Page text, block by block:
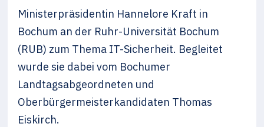
Ministerpräsidentin Hannelore Kraft in
Bochum an der Ruhr-Universität Bochum
(RUB) zum Thema IT-Sicherheit. Begleitet
wurde sie dabei vom Bochumer
Landtagsabgeordneten und
Oberbürgermeisterkandidaten Thomas
Eiskirch.